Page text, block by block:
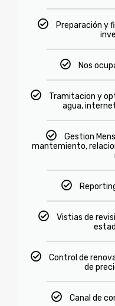
Preparación y
Nos
Tramitacion y
agua,
Gestion
mantemiento,
Vistias de
Control de
de
Canal de